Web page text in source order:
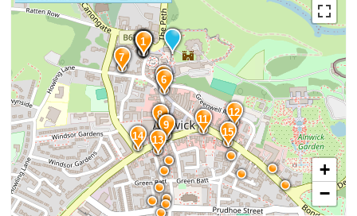
15
14 13
12
11
10
9
8
7
6
5
4
3
2
1
+
−